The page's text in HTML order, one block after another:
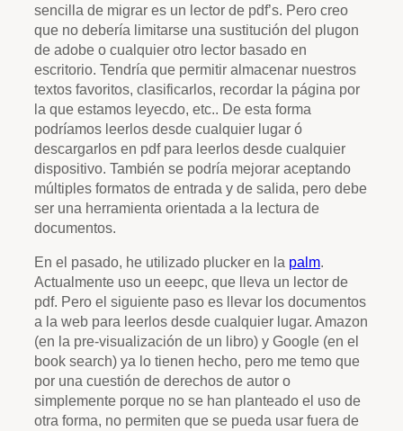
sencilla de migrar es un lector de pdf’s. Pero creo
que no debería limitarse una sustitución del plugon
de adobe o cualquier otro lector basado en
escritorio. Tendría que permitir almacenar nuestros
textos favoritos, clasificarlos, recordar la página por
la que estamos leyecdo, etc.. De esta forma
podríamos leerlos desde cualquier lugar ó
descargarlos en pdf para leerlos desde cualquier
dispositivo. También se podría mejorar aceptando
múltiples formatos de entrada y de salida, pero debe
ser una herramienta orientada a la lectura de
documentos.
En el pasado, he utilizado plucker en la palm.
Actualmente uso un eeepc, que lleva un lector de
pdf. Pero el siguiente paso es llevar los documentos
a la web para leerlos desde cualquier lugar. Amazon
(en la pre-visualización de un libro) y Google (en el
book search) ya lo tienen hecho, pero me temo que
por una cuestión de derechos de autor o
simplemente porque no se han planteado el uso de
otra forma, no permiten que se pueda usar fuera de